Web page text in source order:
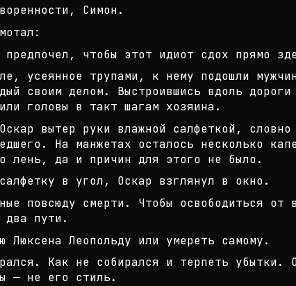
Симон.
чтобы этот идиот сдох прямо
усеянное трупами, к нему подошли
своим делом. Выстроившись вдоль
головы в такт шагам хозяина.
вытер руки влажной салфеткой, словно
На манжетах осталось несколько
лень, да и причин для этого не было.
в угол, Оскар взглянул в окно.
повсюду смерти. Чтобы освободиться от
два пути.
Люксена Леопольду или умереть самому.
Как не собирался и терпеть убытки.
— не его стиль.